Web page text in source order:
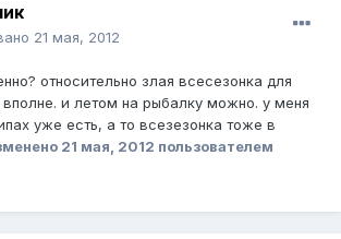
21 мая, 2012
относительно злая всесезонка для
и летом на рыбалку можно. у меня
уже есть, а то всезезонка тоже в
21 мая, 2012 пользователем